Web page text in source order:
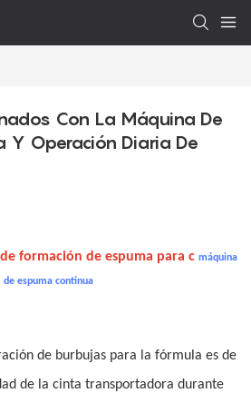
Con La Máquina De
Y Operación Diaria De
formación de espuma para c máquina
de espuma continua
de burbujas para la fórmula es de
de la cinta transportadora durante